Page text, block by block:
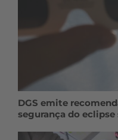
DGS emite
segurança do eclipse